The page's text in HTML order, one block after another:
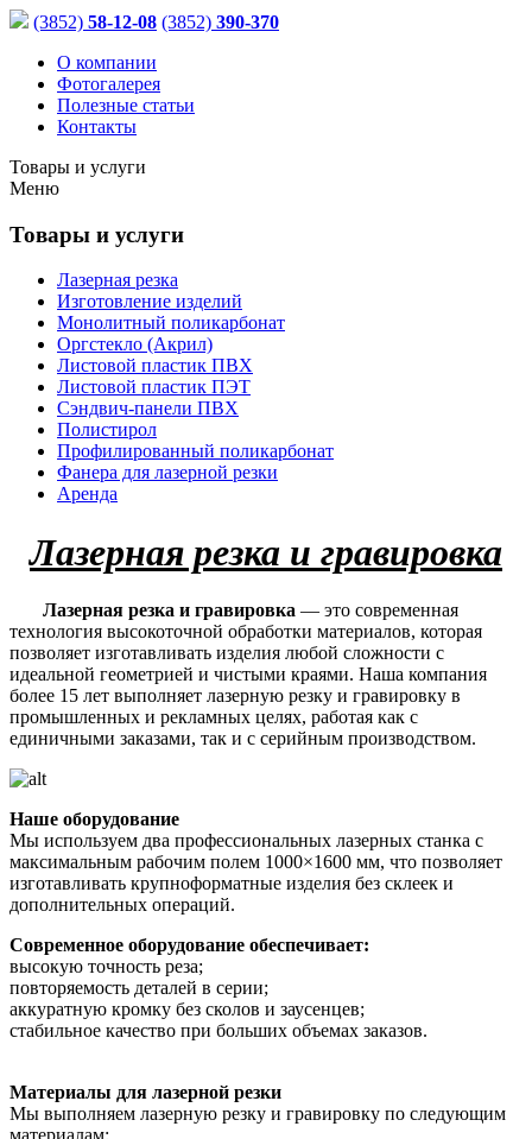
(3852) 58-12-08 (3852) 390-370
О компании
Фотогалерея
Полезные статьи
Контакты
Товары и услуги
Меню
Товары и услуги
Лазерная резка
Изготовление изделий
Монолитный поликарбонат
Оргстекло (Акрил)
Листовой пластик ПВХ
Листовой пластик ПЭТ
Сэндвич-панели ПВХ
Полистирол
Профилированный поликарбонат
Фанера для лазерной резки
Аренда
Лазерная резка и гравировка
Лазерная резка и гравировка — это современная
технология высокоточной обработки материалов, которая
позволяет изготавливать изделия любой сложности с
идеальной геометрией и чистыми краями. Наша компания
более 15 лет выполняет лазерную резку и гравировку в
промышленных и рекламных целях, работая как с
единичными заказами, так и с серийным производством.
Наше оборудование
Мы используем два профессиональных лазерных станка с
максимальным рабочим полем 1000×1600 мм, что позволяет
изготавливать крупноформатные изделия без склеек и
дополнительных операций.
Современное оборудование обеспечивает:
высокую точность реза;
повторяемость деталей в серии;
аккуратную кромку без сколов и заусенцев;
стабильное качество при больших объемах заказов.
Материалы для лазерной резки
Мы выполняем лазерную резку и гравировку по следующим